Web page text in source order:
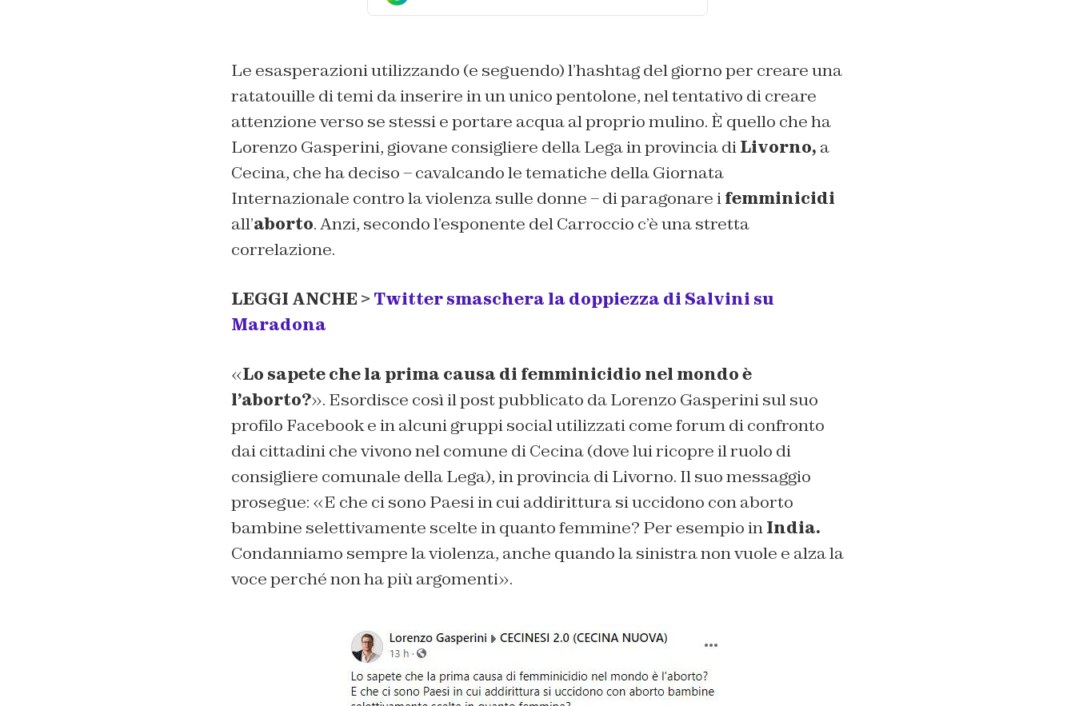
Le esasperazioni utilizzando (e seguendo) l’hashtag del giorno per creare una
ratatouille di temi da inserire in un unico pentolone, nel tentativo di creare
attenzione verso se stessi e portare acqua al proprio mulino. È quello che ha
Lorenzo Gasperini, giovane consigliere della Lega in provincia diLivorno, a
Cecina, che ha deciso – cavalcando le tematiche della Giornata
Internazionale contro la violenza sulle donne – di paragonare ifemminicidi
all’aborto. Anzi, secondo l’esponente del Carroccio c’è una stretta
correlazione.
LEGGI ANCHE > Twitter smaschera la doppiezza di Salvini su
Maradona
«Lo sapete che la prima causa di femminicidio nel mondo è
l’aborto?». Esordisce così il post pubblicato da Lorenzo Gasperini sul suo
profilo Facebook e in alcuni gruppi social utilizzati come forum di confronto
dai cittadini che vivono nel comune di Cecina (dove lui ricopre il ruolo di
consigliere comunale della Lega), in provincia di Livorno. Il suo messaggio
prosegue: «E che ci sono Paesi in cui addirittura si uccidono con aborto
bambine selettivamente scelte in quanto femmine? Per esempio inIndia.
Condanniamo sempre la violenza, anche quando la sinistra non vuole e alza la
voce perché non ha più argomenti».